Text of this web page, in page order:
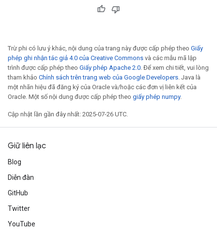
Trừ phi có lưu ý khác, nội dung của trang này được cấp phép theo Giấy
phép ghi nhận tác giả 4.0 của Creative Commons và các mẫu mã lập
trình được cấp phép theo Giấy phép Apache 2.0. Để xem chi tiết, vui lòng
tham khảo Chính sách trên trang web của Google Developers. Java là
một nhãn hiệu đã đăng ký của Oracle và/hoặc các đơn vị liên kết của
Oracle. Một số nội dung được cấp phép theo giấy phép numpy.
Cập nhật lần gần đây nhất: 2025-07-26 UTC.
Giữ liên lạc
Blog
Diễn đàn
GitHub
Twitter
YouTube